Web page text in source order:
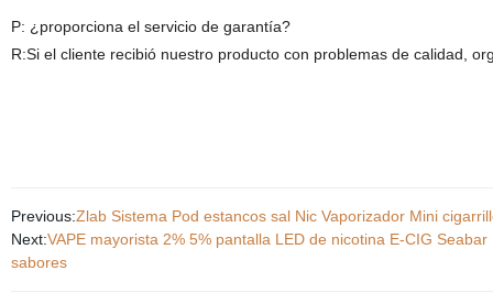
P: ¿proporciona el servicio de garantía?
R:Si el cliente recibió nuestro producto con problemas de calidad,
Previous:Zlab Sistema Pod estancos sal Nic Vaporizador Mini
Next:VAPE mayorista 2% 5% pantalla LED de nicotina E-CIG
sabores